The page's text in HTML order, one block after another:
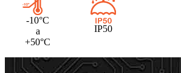
-10°C
a
+50°C
IP50